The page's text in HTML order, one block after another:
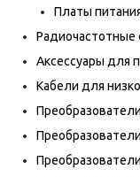
Платы
Аксессуары для
Кабели для